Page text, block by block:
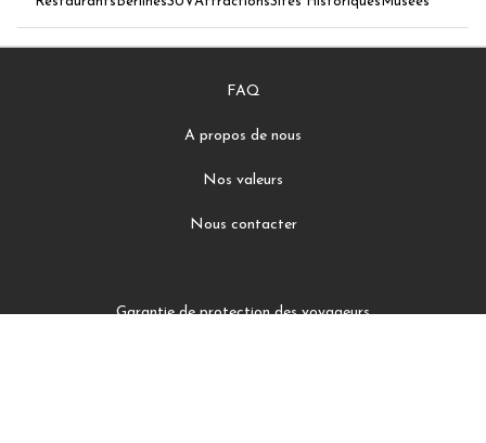
FAQ
A propos de nous
Nos valeurs
Nous contacter
Garantie de protection des voyageurs